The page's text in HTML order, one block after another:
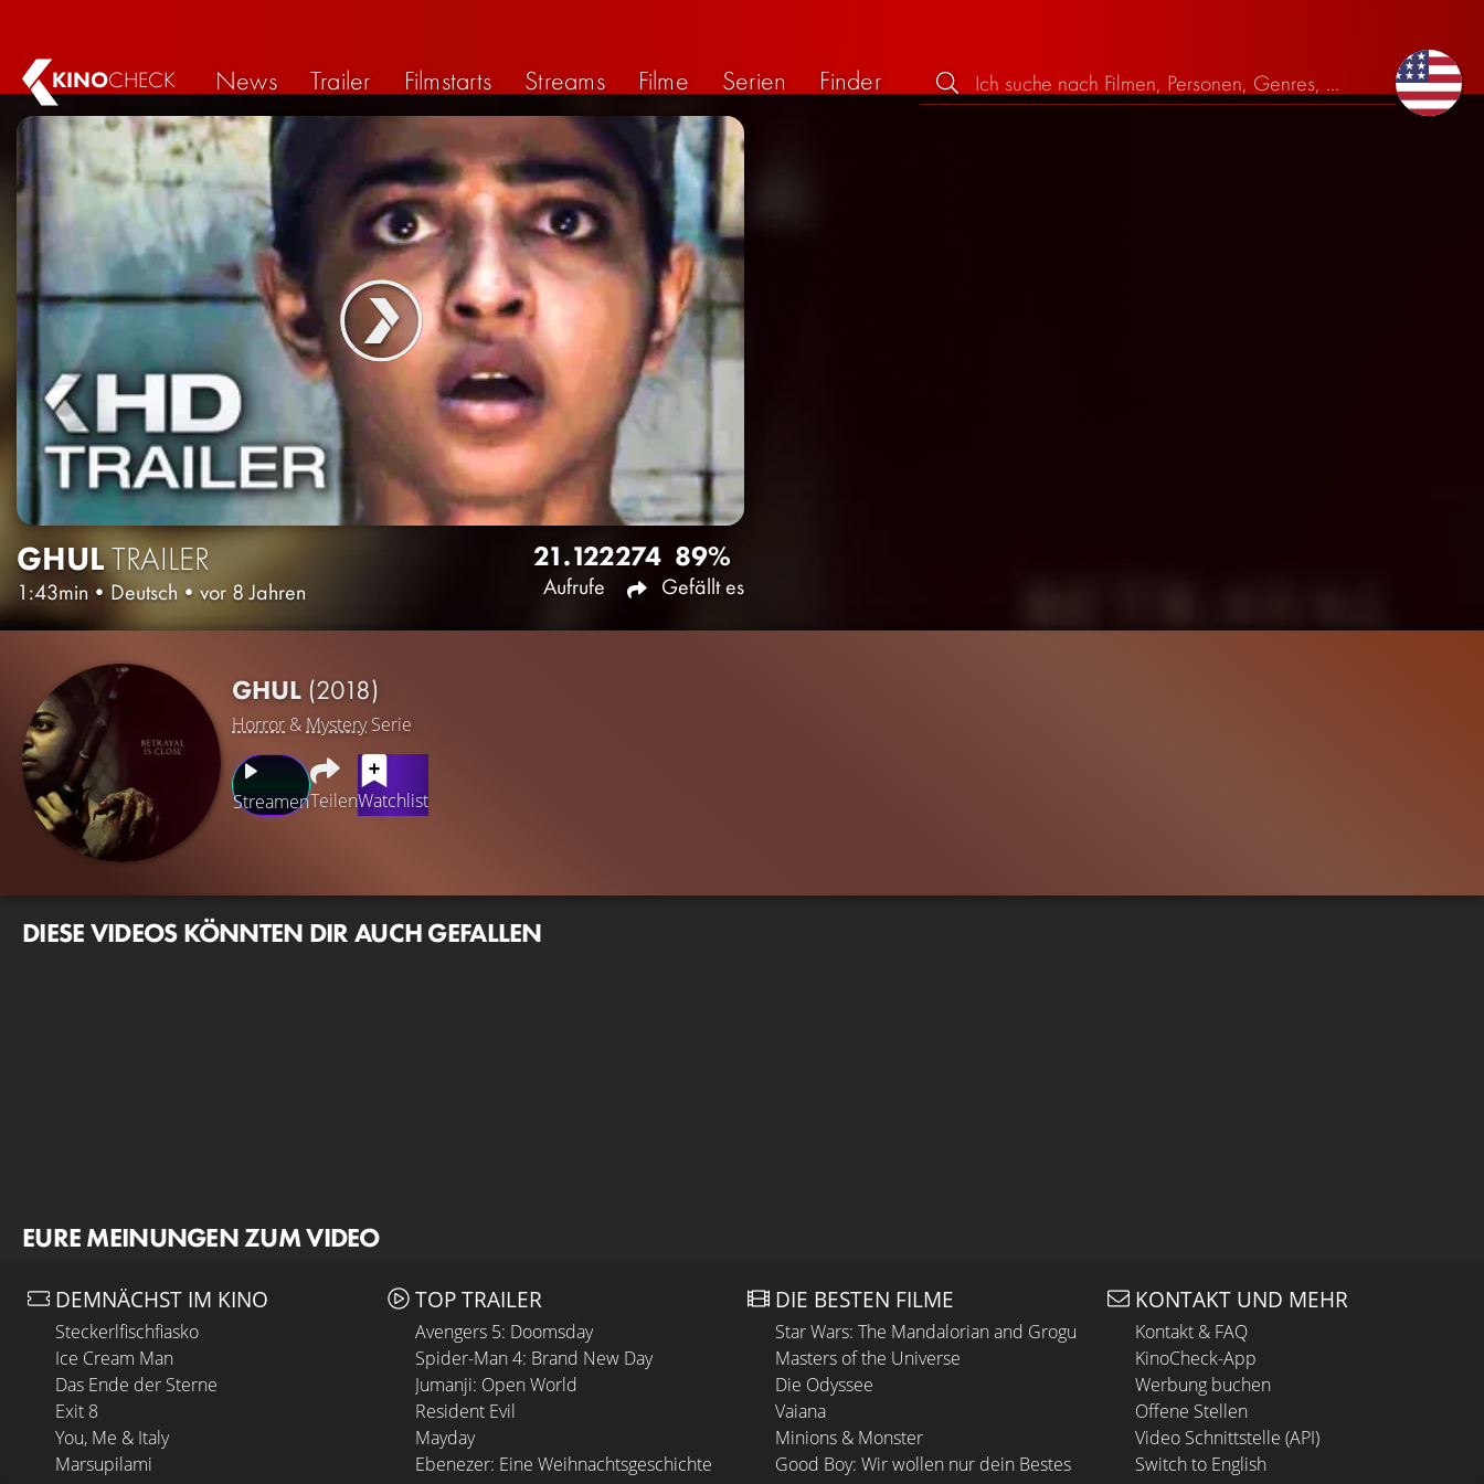
KINOCHECK News Trailer Filmstarts Streams Filme Serien Finder
GHULTRAILER
1:43min • Deutsch • vor 8 Jahren
21.122
Aufrufe
274 89%
Gefällt es
GHUL (2018)
Horror & MysterySerie
StreamenTeilenWatchlist
DIESE VIDEOS KÖNNTEN DIR AUCH GEFALLEN
EURE MEINUNGEN ZUM VIDEO
DEMNÄCHST IM KINO
Steckerlfischfiasko
Ice Cream Man
Das Ende der Sterne
Exit 8
You, Me & Italy
Marsupilami
TOP TRAILER
Avengers 5: Doomsday
Spider-Man 4: Brand New Day
Jumanji: Open World
Resident Evil
Mayday
Ebenezer: Eine Weihnachtsgeschichte
DIE BESTEN FILME
Star Wars: The Mandalorian and Grogu
Masters of the Universe
Die Odyssee
Vaiana
Minions & Monster
Good Boy: Wir wollen nur dein Bestes
KONTAKT UND MEHR
Kontakt & FAQ
KinoCheck-App
Werbung buchen
Offene Stellen
Video Schnittstelle (API)
Switch to English